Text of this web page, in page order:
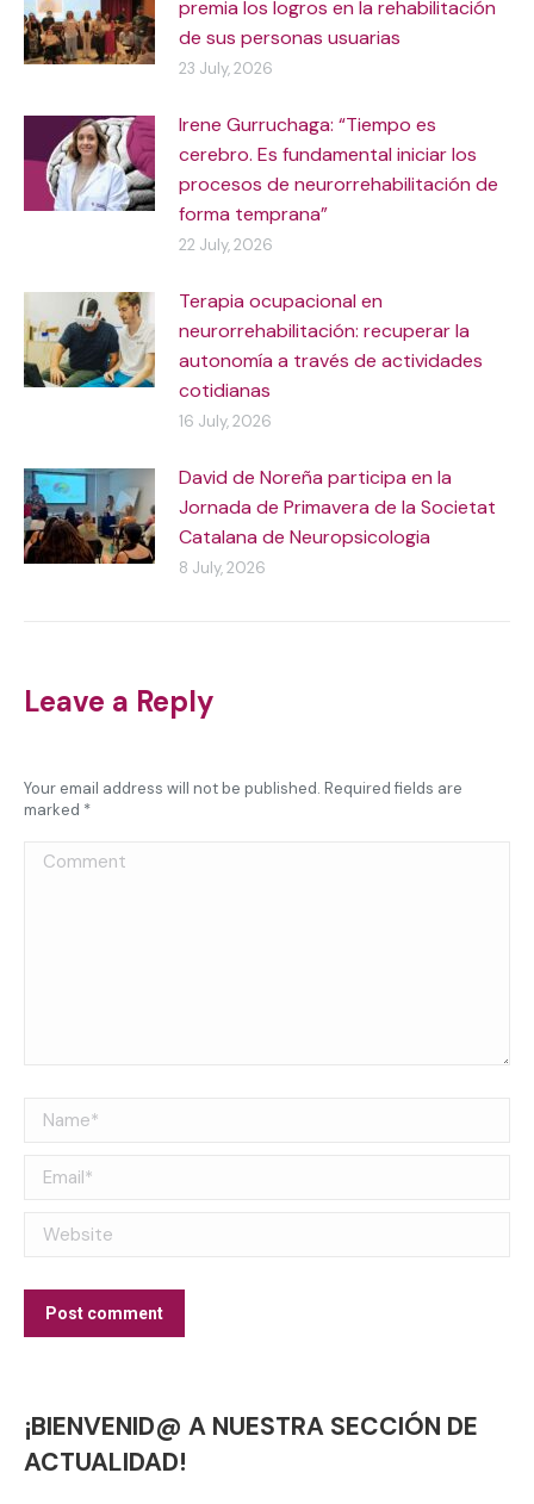
premia los logros en la rehabilitación
de sus personas usuarias
23 July, 2026
Irene Gurruchaga: “Tiempo es
cerebro. Es fundamental iniciar los
procesos de neurorrehabilitación de
forma temprana”
22 July, 2026
Terapia ocupacional en
neurorrehabilitación: recuperar la
autonomía a través de actividades
cotidianas
16 July, 2026
David de Noreña participa en la
Jornada de Primavera de la Societat
Catalana de Neuropsicologia
8 July, 2026
Leave a Reply
Your email address will not be published. Required fields are
marked *
Comment
Name *
Email *
Website
Post comment
¡BIENVENID@ A NUESTRA SECCIÓN DE
ACTUALIDAD!